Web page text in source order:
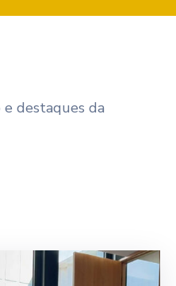
e destaques da